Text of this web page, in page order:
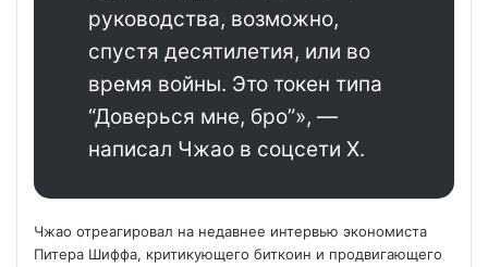
руководства, возможно,
спустя десятилетия, или во
время войны. Это токен типа
“Доверься мне, бро”», —
написал Чжао в соцсети Х.
Чжао отреагировал на недавнее интервью экономиста
Питера Шиффа, критикующего биткоин и продвигающего